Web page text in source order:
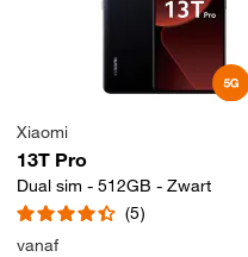
Xiaomi
13T Pro
Dual sim - 512GB - Zwart
5
vanaf